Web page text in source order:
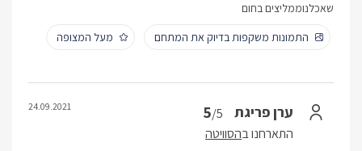
שאכלנוממליצים בחום
התמונות משקפות בדיוק את המתחם
מעל המצופה
ערן פריגת 5/5
התארחנו בהסוויטה
24.09.2021